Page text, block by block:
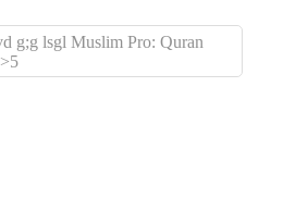
g;g lsgl Muslim Pro: Quran